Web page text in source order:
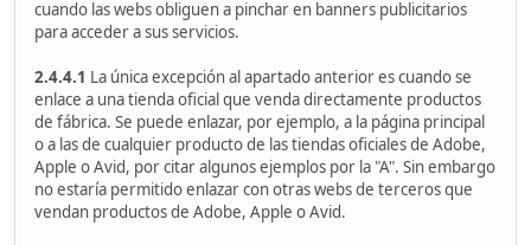
cuando las webs obliguen a pinchar en banners publicitarios
para acceder a sus servicios.
2.4.4.1 La única excepción al apartado anterior es cuando se
enlace a una tienda oficial que venda directamente productos
de fábrica. Se puede enlazar, por ejemplo, a la página principal
o a las de cualquier producto de las tiendas oficiales de Adobe,
Apple o Avid, por citar algunos ejemplos por la "A". Sin embargo
no estaría permitido enlazar con otras webs de terceros que
vendan productos de Adobe, Apple o Avid.